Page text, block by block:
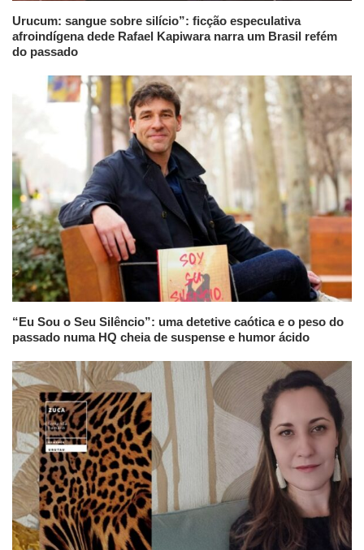
Urucum: sangue sobre silício”: ficção especulativa
afroindígena dede Rafael Kapiwara narra um Brasil refém
do passado
“Eu Sou o Seu Silêncio”: uma detetive caótica e o peso do
passado numa HQ cheia de suspense e humor ácido